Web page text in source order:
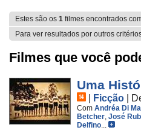
Estes são os 1 filmes encontrados
Para ver resultados por outros
Filmes que você
Uma
Ficção
Com Andréa Di
Betcher, José
Delfino...